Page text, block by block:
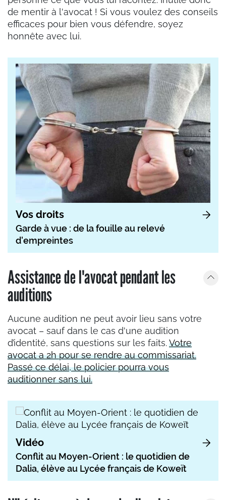
de mentir à l'avocat ! Si vous voulez des conseils
efficaces pour bien vous défendre, soyez
honnête avec lui.
Vos droits
Garde à vue : de la fouille au relevé
d'empreintes
Assistance de l'avocat pendant les
auditions
Aucune audition ne peut avoir lieu sans votre
avocat – sauf dans le cas d'une audition
d’identité, sans questions sur les faits.Votre
avocat a 2h pour se rendre au commissariat.
Passé ce délai, le policier pourra vous
auditionner sans lui.
Vidéo
Conflit au Moyen-Orient : le quotidien de
Dalia, élève au Lycée français de Koweït